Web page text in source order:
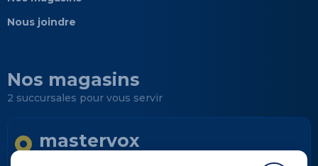
Nous joindre
Nos magasins
2 succursales pour vous servir
mastervox